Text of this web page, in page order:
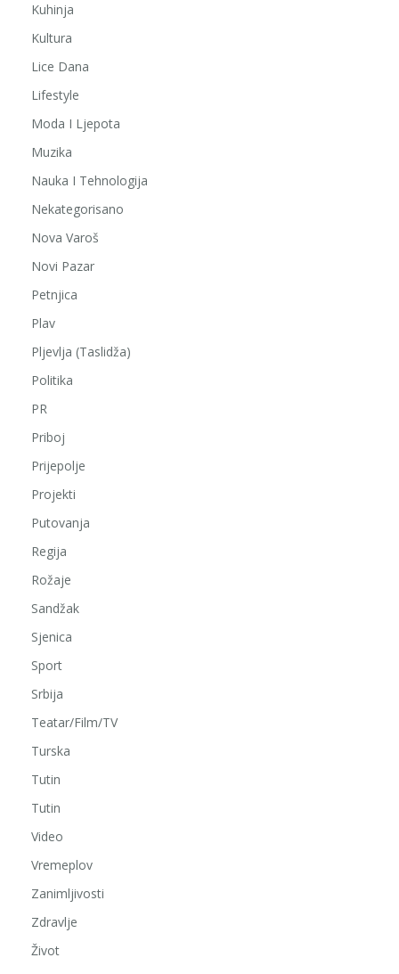
Kuhinja
Kultura
Lice Dana
Lifestyle
Moda I Ljepota
Muzika
Nauka I Tehnologija
Nekategorisano
Nova Varoš
Novi Pazar
Petnjica
Plav
Pljevlja (Taslidža)
Politika
PR
Priboj
Prijepolje
Projekti
Putovanja
Regija
Rožaje
Sandžak
Sjenica
Sport
Srbija
Teatar/Film/TV
Turska
Tutin
Tutin
Video
Vremeplov
Zanimljivosti
Zdravlje
Život